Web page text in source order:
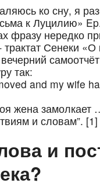
ко сну, я
к Луцилию»
фразу нередко
Сенеки
так:
and my wife
жена
и словам”. [1]
и